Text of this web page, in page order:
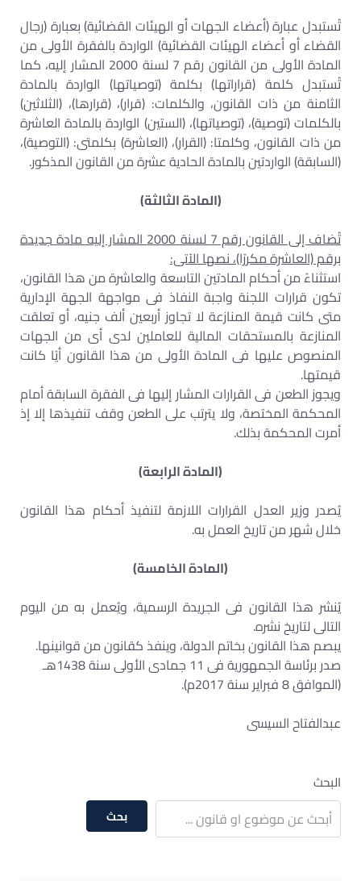
تُستبدل عبارة (أعضاء الجهات أو الهيئات القضائية) بعبارة (رجال
القضاء أو أعضاء الهيئات القضائية) الواردة بالفقرة الأولى من
المادة الأولى من القانون رقم 7 لسنة 2000 المشار إليه، كما
تُستبدل كلمة (قراراتها) بكلمة (توصياتها) الواردة بالمادة
الثامنة من ذات القانون، والكلمات: (قرار)، (قرارها)، (الثلاثين)
بالكلمات (توصية)، (توصياتها)، (الستين) الواردة بالمادة العاشرة
من ذات القانون، وكلمتا: (القرار)، (العاشرة) بكلمتى: (التوصية)،
(السابقة) الواردتين بالمادة الحادية عشرة من القانون المذكور.
(المادة الثالثة)
تُضاف إلى القانون رقم 7 لسنة 2000 المشار إليه مادة جديدة
برقم (العاشرة مكررًا)، نصها الآتى:
استثناءً من أحكام المادتين التاسعة والعاشرة من هذا القانون،
تكون قرارات اللجنة واجبة النفاذ فى مواجهة الجهة الإدارية
متى كانت قيمة المنازعة لا تجاوز أربعين ألف جنيه، أو تعلقت
المنازعة بالمستحقات المالية للعاملين لدى أى من الجهات
المنصوص عليها فى المادة الأولى من هذا القانون أيًا كانت
قيمتها.
ويجوز الطعن فى القرارات المشار إليها فى الفقرة السابقة أمام
المحكمة المختصة، ولا يترتب على الطعن وقف تنفيذها إلا إذ
أمرت المحكمة بذلك.
(المادة الرابعة)
يُصدر وزير العدل القرارات اللازمة لتنفيذ أحكام هذا القانون
خلال شهر من تاريخ العمل به.
(المادة الخامسة)
يُنشر هذا القانون فى الجريدة الرسمية، ويُعمل به من اليوم
التالى لتاريخ نشره.
يبصم هذا القانون بخاتم الدولة، وينفذ كقانون من قوانينها.
صدر برئاسة الجمهورية فى 11 جمادى الأولى سنة 1438هـ
(الموافق 8 فبراير سنة 2017م).
عبدالفتاح السيسى
البحث
بحث